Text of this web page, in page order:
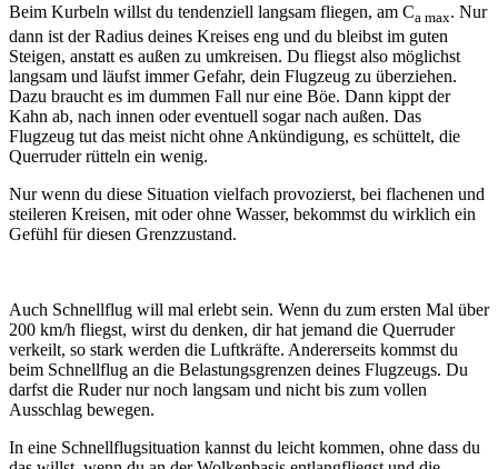
Beim Kurbeln willst du tendenziell langsam fliegen, am Ca max. Nur
dann ist der Radius deines Kreises eng und du bleibst im guten
Steigen, anstatt es außen zu umkreisen. Du fliegst also möglichst
langsam und läufst immer Gefahr, dein Flugzeug zu überziehen.
Dazu braucht es im dummen Fall nur eine Böe. Dann kippt der
Kahn ab, nach innen oder eventuell sogar nach außen. Das
Flugzeug tut das meist nicht ohne Ankündigung, es schüttelt, die
Querruder rütteln ein wenig.
Nur wenn du diese Situation vielfach provozierst, bei flachenen und
steileren Kreisen, mit oder ohne Wasser, bekommst du wirklich ein
Gefühl für diesen Grenzzustand.
Auch Schnellflug will mal erlebt sein. Wenn du zum ersten Mal über
200 km/h fliegst, wirst du denken, dir hat jemand die Querruder
verkeilt, so stark werden die Luftkräfte. Andererseits kommst du
beim Schnellflug an die Belastungsgrenzen deines Flugzeugs. Du
darfst die Ruder nur noch langsam und nicht bis zum vollen
Ausschlag bewegen.
In eine Schnellflugsituation kannst du leicht kommen, ohne dass du